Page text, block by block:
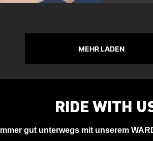
MEHR LADEN
RIDE WITH
gut unterwegs mit unserem